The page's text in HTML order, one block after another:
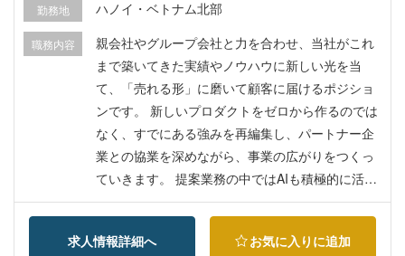
ーの幅を広げていけます 【福利厚生】 ・VISA・
労働許可証のベトナム国内発生費用会社負担 ・医
療保険 ・通勤費 ・初回渡航費 ・往復航空券会社
負担（年1回） ・ベトナム語学習補助、PMP取得
補助
勤務地 ハノイ・ベトナム北部
職務内容
親会社やグループ会社と力を合わせ、当社がこれ
まで築いてきた実績やノウハウに新しい光を当
て、「売れる形」に磨いて顧客に届けるポジショ
ンです。 新しいプロダクトをゼロから作るのでは
なく、すでにある強みを再編集し、パートナー企
業との協業を深めながら、事業の広がりをつくっ
ていきます。 提案業務の中ではAIも積極的に活用
していきます。 具体的に... ・共同提案をつくる
：親会社・グループ各社と組み、既存顧客の深耕
と新しい商機づくりを進める ・パートナーと深く
求人情報詳細へ お気に入りに追加